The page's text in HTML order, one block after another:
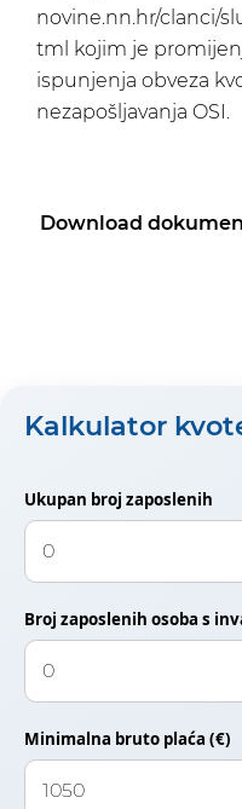
novine.nn.hr/clanci/
tml kojim je
ispunjenja obveza
nezapošljavanja OSI.
Download
Kalkulator
Ukupan broj zaposlenih
Broj zaposlenih osoba s
Minimalna bruto plaća (€)